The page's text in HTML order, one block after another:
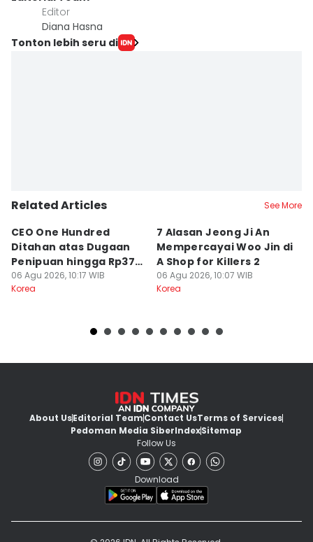
Editor
Diana Hasna
Tonton lebih seru di
Related Articles See More
CEO One Hundred
Ditahan atas Dugaan
Penipuan hingga Rp379
Miliar
06 Agu 2026, 10:17 WIB
Korea
7 Alasan Jeong Ji An
Mempercayai Woo Jin di
A Shop for Killers 2
06 Agu 2026, 10:07 WIB
Korea
About UsEditorial TeamContact UsTerms of Services
Pedoman Media SiberIndexSitemap
Follow Us
Download